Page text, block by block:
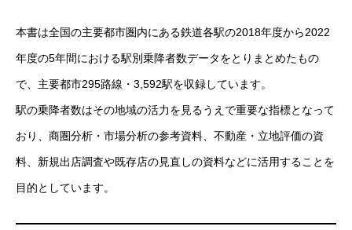
パチンコ・パチスロプレイヤー調査
2026
全国主要都市「駅別乗降者数総覧2025」
パチンコ・パチスロ業界データ
本書は全国の主要都市圏内にある鉄道各駅の2018年度から2022
年度の5年間における駅別乗降者数データをとりまとめたもの
で、主要都市295路線・3,592駅を収録しています。
駅の乗降者数はその地域の活力を見るうえで重要な指標となって
おり、商圏分析・市場分析の参考資料、不動産・立地評価の資
料、新規出店調査や既存店の見直しの資料などに活用することを
目的としています。